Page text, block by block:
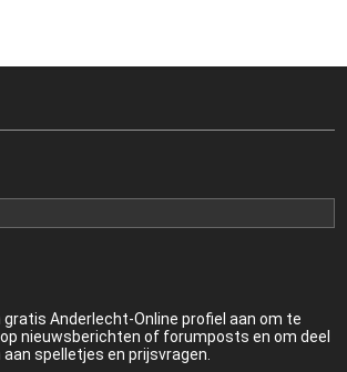
gratis Anderlecht-Online profiel aan om te
nieuwsberichten of forumposts en om deel
spelletjes en prijsvragen.